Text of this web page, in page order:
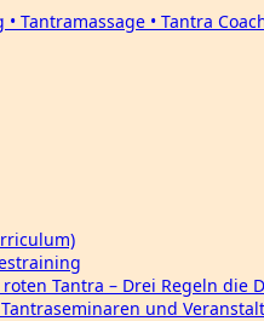
Tantra – Drei Regeln die
und